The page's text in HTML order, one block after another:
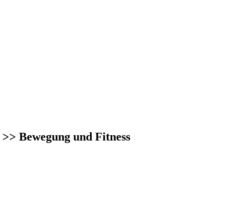
>> Bewegung und Fitness